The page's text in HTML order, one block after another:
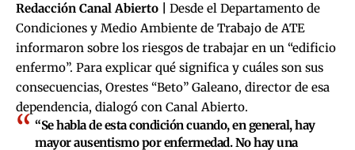
Redacción Canal Abierto |
Desde el Departamento de
Condiciones y Medio Ambiente de Trabajo de ATE
informaron sobre los riesgos de trabajar en un “edificio
enfermo”. Para explicar qué significa y cuáles son sus
consecuencias, Orestes “Beto” Galeano, director de esa
dependencia, dialogó con Canal Abierto.
“Se habla de esta condición cuando, en general, hay
mayor ausentismo por enfermedad. No hay una